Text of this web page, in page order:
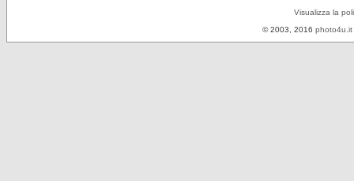
Visualizza la
© 2003, 2016 photo4u.it